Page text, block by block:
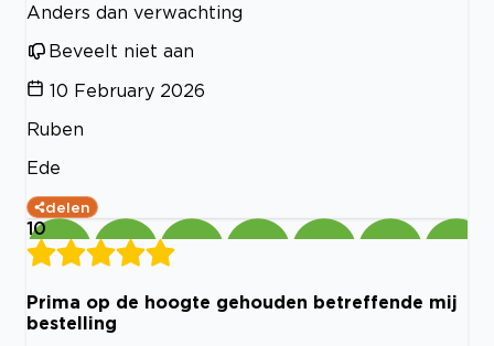
Anders dan verwachting
Beveelt niet aan
10 February 2026
Ruben
Ede
delen
10
Prima op de hoogte gehouden betreffende mij
bestelling